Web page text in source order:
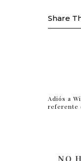
Share
Adiós a
referente
NO